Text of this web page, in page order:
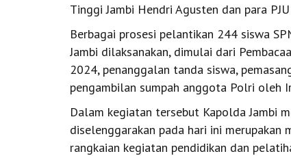
Tinggi Jambi Hendri Agusten dan para
Berbagai prosesi pelantikan 244 siswa
Jambi dilaksanakan, dimulai dari
2024, penanggalan tanda siswa,
pengambilan sumpah anggota Polri oleh
Dalam kegiatan tersebut Kapolda Jambi
diselenggarakan pada hari ini merupakan
rangkaian kegiatan pendidikan dan